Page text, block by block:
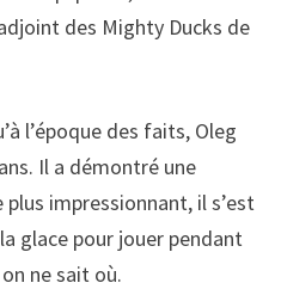
des Mighty Ducks de
l’époque des faits, Oleg
Il a démontré une
impressionnant, il s’est
glace pour jouer pendant
ne sait où.